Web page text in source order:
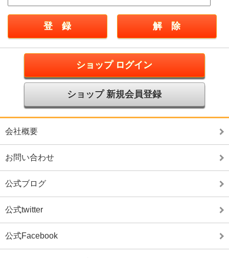
ショップ ログイン
ショップ 新規会員登録
会社概要
お問い合わせ
公式ブログ
公式twitter
公式Facebook